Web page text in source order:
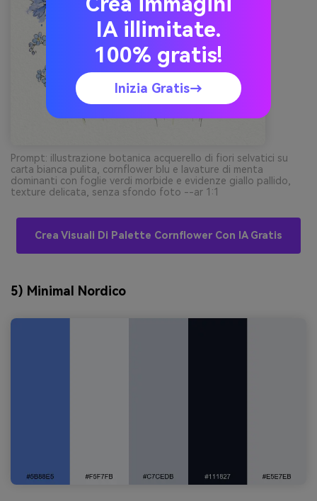
Prompt: illustrazione botanica acquerello di fiori selvatici su
carta bianca pulita, cornflower blu e lavature di menta
dominanti con foglie verdi morbide e evidenze giallo pallido,
texture delicata, senza sfondo foto --ar 1:1
Crea Visuali Di Palette Cornflower Con IA Gratis
5) Minimal Nordico
IA illimitate.
100% gratis!
Inizia Gratis→